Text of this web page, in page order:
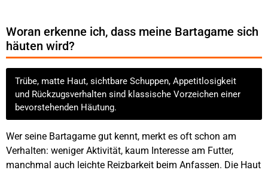
Woran erkenne ich, dass meine Bartagame sich
häuten wird?
Trübe, matte Haut, sichtbare Schuppen, Appetitlosigkeit
und Rückzugsverhalten sind klassische Vorzeichen einer
bevorstehenden Häutung.
Wer seine Bartagame gut kennt, merkt es oft schon am
Verhalten: weniger Aktivität, kaum Interesse am Futter,
manchmal auch leichte Reizbarkeit beim Anfassen. Die Haut